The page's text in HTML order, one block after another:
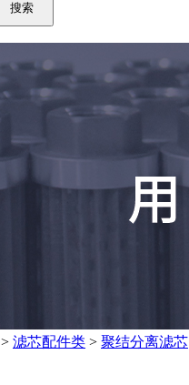
搜索
> 滤芯配件类 > 聚结分离滤芯